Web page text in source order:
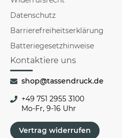
Datenschutz
Barrierefreiheitserklärung
Batteriegesetzhinweise
Kontaktiere uns
shop@tassendruck.de
+49 751 2955 3100
Mo-Fr, 9-16 Uhr
Vertrag widerrufen